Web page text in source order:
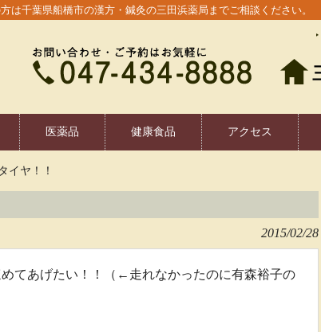
は千葉県船橋市の漢方・鍼灸の三田浜薬局までご相談ください。
医薬品 健康食品 アクセス
イヤ！！
2015/02/28
てあげたい！！（←走れなかったのに有森裕子の